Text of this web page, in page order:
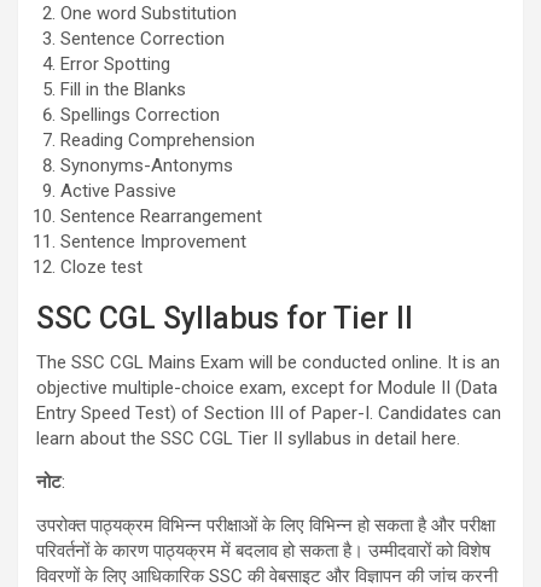
One word Substitution
Sentence Correction
Error Spotting
Fill in the Blanks
Spellings Correction
Reading Comprehension
Synonyms-Antonyms
Active Passive
Sentence Rearrangement
Sentence Improvement
Cloze test
SSC CGL Syllabus for Tier II
The SSC CGL Mains Exam will be conducted online. It is an
objective multiple-choice exam, except for Module II (Data
Entry Speed Test) of Section III of Paper-I. Candidates can
learn about the SSC CGL Tier II syllabus in detail here.
नोट:
उपरोक्त पाठ्यक्रम विभिन्न परीक्षाओं के लिए विभिन्न हो सकता है और परीक्षा
परिवर्तनों के कारण पाठ्यक्रम में बदलाव हो सकता है। उम्मीदवारों को विशेष
विवरणों के लिए आधिकारिक SSC की वेबसाइट और विज्ञापन की जांच करनी